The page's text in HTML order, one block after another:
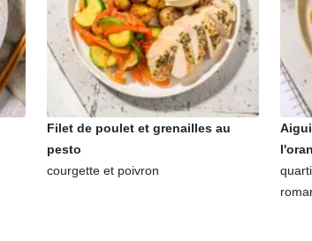
Filet de poulet et grenailles au
pesto
courgette et poivron